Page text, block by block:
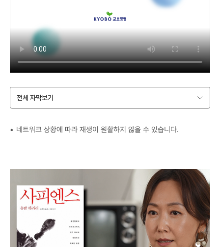
전체 자막보기
네트워크 상황에 따라 재생이 원활하지 않을 수 있습니다.